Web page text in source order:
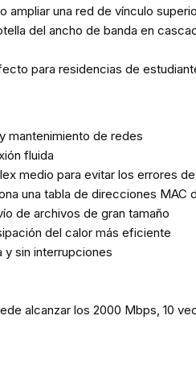
una red de vínculo
del ancho de banda en
para residencias de
mantenimiento de redes
fluida
medio para evitar los errores
una tabla de direcciones MAC
de archivos de gran tamaño
del calor más eficiente
y sin interrupciones
alcanzar los 2000 Mbps, 10